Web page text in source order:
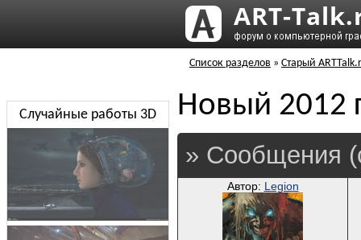
Список разделов » Старый
Новый 2012
» Сообщения
Автор: Legion
Случайные работы 3D